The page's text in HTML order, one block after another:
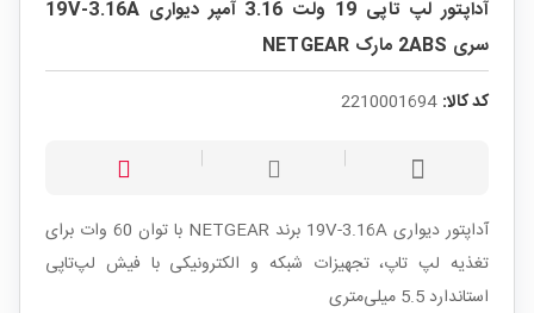
آداپتور لپ تاپی 19 ولت 3.16 آمپر دیواری 19V-3.16A
سری 2ABS مارک NETGEAR
کد کالا: 2210001694
آداپتور دیواری 19V-3.16A برند NETGEAR با توان 60 وات برای
تغذیه لپ تاپ، تجهیزات شبکه و الکترونیکی با فیش لپ‌تاپی
استاندارد 5.5 میلی‌متری